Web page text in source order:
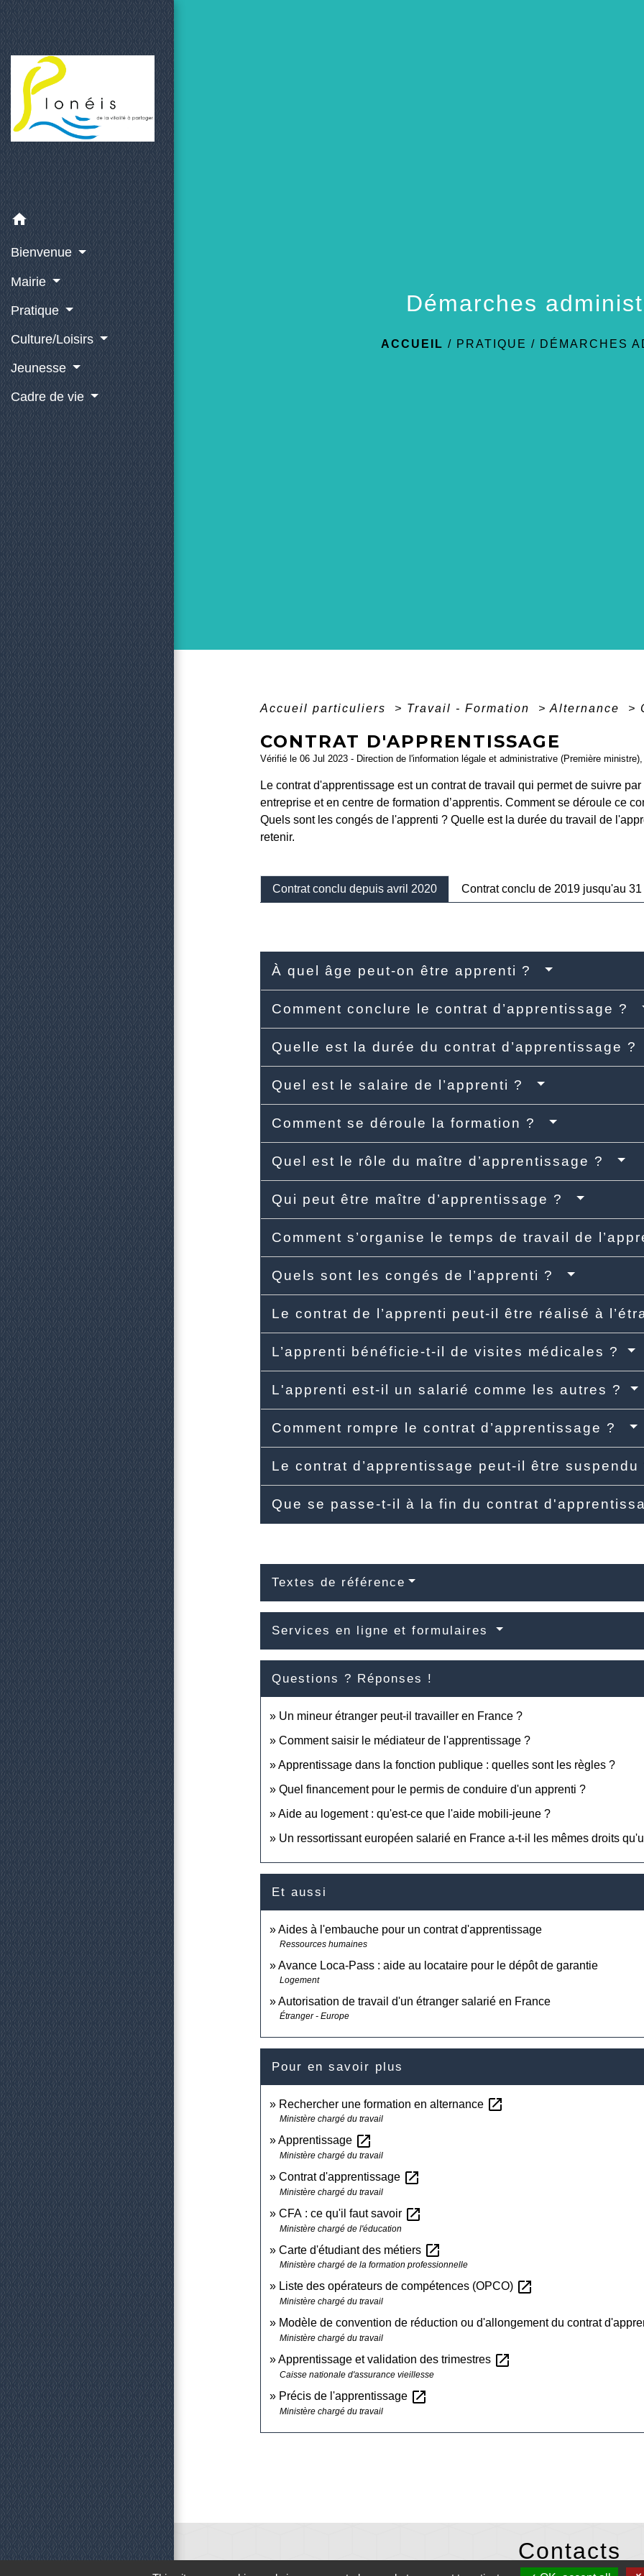
home
Bienvenue
Mairie
Pratique
Culture/Loisirs
Jeunesse
Cadre de vie
Démarches
ACCUEIL / PRATIQUE / DÉMARCHES
Accueil particuliers > Travail - Formation > Alternance >
CONTRAT D'APPRENTISSAGE
Vérifié le 06 Jul 2023 - Direction de l'information légale et administrative (Première
Le contrat d'apprentissage est un contrat de travail qui permet de suivre
entreprise et en centre de formation d’apprentis. Comment se déroule ce
Quels sont les congés de l'apprenti ? Quelle est la durée du travail de
retenir.
Contrat conclu depuis avril 2020 Contrat conclu de 2019 jusqu'au
À quel âge peut-on être apprenti ?
Comment conclure le contrat d’apprentissage ?
Quelle est la durée du contrat d’apprentissage ?
Quel est le salaire de l’apprenti ?
Comment se déroule la formation ?
Quel est le rôle du maître d’apprentissage ?
Qui peut être maître d’apprentissage ?
Comment s’organise le temps de travail de
Quels sont les congés de l’apprenti ?
Le contrat de l’apprenti peut-il être réalisé à
L’apprenti bénéficie-t-il de visites médicales ?
L'apprenti est-il un salarié comme les autres ?
Comment rompre le contrat d’apprentissage ?
Le contrat d’apprentissage peut-il être
Que se passe-t-il à la fin du contrat
Textes de référence
Services en ligne et formulaires
Questions ? Réponses !
Un mineur étranger peut-il travailler en France ?
Comment saisir le médiateur de l'apprentissage ?
Apprentissage dans la fonction publique : quelles sont les règles ?
Quel financement pour le permis de conduire d'un apprenti ?
Aide au logement : qu'est-ce que l'aide mobili-jeune ?
Un ressortissant européen salarié en France a-t-il les mêmes droits
Et aussi
Aides à l'embauche pour un contrat d'apprentissage
Ressources humaines
Avance Loca-Pass : aide au locataire pour le dépôt de garantie
Logement
Autorisation de travail d'un étranger salarié en France
Étranger - Europe
Pour en savoir plus
Rechercher une formation en alternance open_in_new
Ministère chargé du travail
Apprentissage open_in_new
Ministère chargé du travail
Contrat d'apprentissage open_in_new
Ministère chargé du travail
CFA : ce qu'il faut savoir open_in_new
Ministère chargé de l'éducation
Carte d'étudiant des métiers open_in_new
Ministère chargé de la formation professionnelle
Liste des opérateurs de compétences (OPCO) open_in_new
Ministère chargé du travail
Modèle de convention de réduction ou d'allongement du contrat
Ministère chargé du travail
Apprentissage et validation des trimestres open_in_new
Caisse nationale d'assurance vieillesse
Précis de l'apprentissage open_in_new
Ministère chargé du travail
Contacts